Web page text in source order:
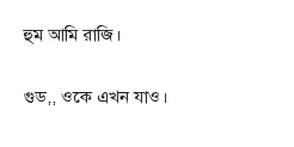
হুম আমি রাজি।
গুড,, ওকে এখন যাও।